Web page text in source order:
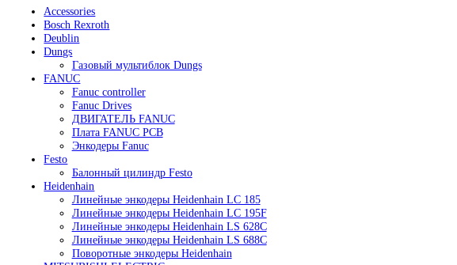
Accessories
Bosch Rexroth
Deublin
Dungs
Газовый мультиблок Dungs
FANUC
Fanuc controller
Fanuc Drives
ДВИГАТЕЛЬ FANUC
Плата FANUC PCB
Энкодеры Fanuc
Festo
Балонный цилиндр Festo
Heidenhain
Линейные энкодеры Heidenhain LC 185
Линейные энкодеры Heidenhain LC 195F